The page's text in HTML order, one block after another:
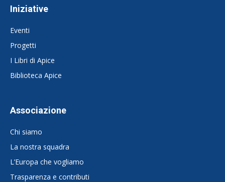
Iniziative
Eventi
Progetti
I Libri di Apice
Biblioteca Apice
Associazione
Chi siamo
La nostra squadra
L’Europa che vogliamo
Trasparenza e contributi